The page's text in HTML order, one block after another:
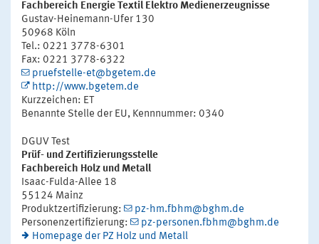
Fachbereich Energie Textil Elektro Medienerzeugnisse
Gustav-Heinemann-Ufer 130
50968 Köln
Tel.: 0221 3778-6301
Fax: 0221 3778-6322
pruefstelle-et@bgetem.de
http://www.bgetem.de
Kurzzeichen: ET
Benannte Stelle der EU, Kennnummer: 0340
DGUV Test
Prüf- und Zertifizierungsstelle
Fachbereich Holz und Metall
Isaac-Fulda-Allee 18
55124 Mainz
Produktzertifizierung:
pz-hm.fbhm@bghm.de
Personenzertifizierung:
pz-personen.fbhm@bghm.de
Homepage der PZ Holz und Metall